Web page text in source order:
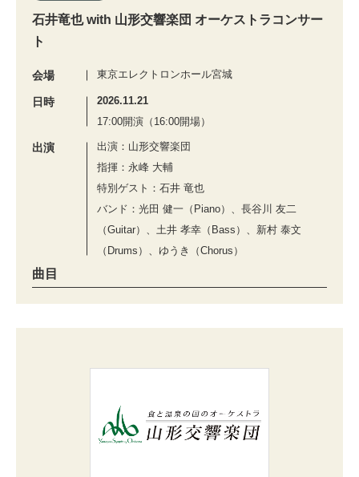
石井竜也 with 山形交響楽団 オーケストラコンサー
ト
会場 東京エレクトロンホール宮城
日時
2026.11.21
17:00開演（16:00開場）
出演
出演：山形交響楽団
指揮：永峰 大輔
特別ゲスト：石井 竜也
バンド：光田 健一（Piano）、長谷川 友二
（Guitar）、土井 孝幸（Bass）、新村 泰文
（Drums）、ゆうき（Chorus）
曲目